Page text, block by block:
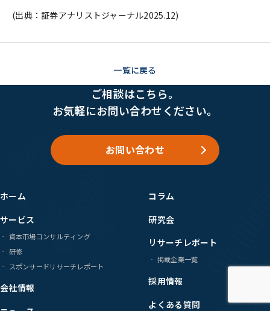
(出典：証券アナリストジャーナル2025.12)
一覧に戻る
ホーム
サービス
資本市場コンサルティング
研修
スポンサードリサーチレポート
会社情報
コラム
研究会
リサーチレポート
掲載企業一覧
採用情報
よくある質問
ご相談はこちら。
お気軽にお問い合わせください。
お問い合わせ